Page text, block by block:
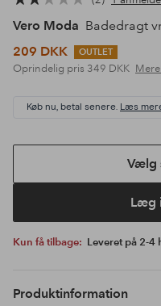
Vero Moda Badedragt
209 DKK
OUTLET
Oprindelig pris 349 DKK
Køb nu, betal senere. Læs
Vælg
Læg
Kun få tilbage: Leveret på 2-4
Produktinformation